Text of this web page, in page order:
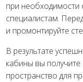
при
специалистам.
и промонтируйте
В результате
кабины вы
пространство для